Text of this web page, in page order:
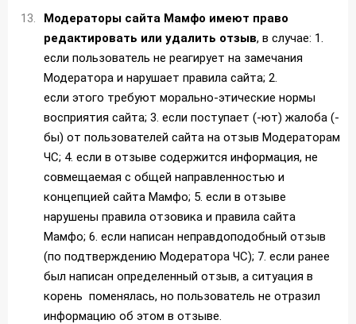
Модераторы сайта Мамфо имеют право
редактировать или удалить отзыв, в случае: 1.
если пользователь не реагирует на замечания
Модератора и нарушает правила сайта; 2.
если этого требуют морально-этические нормы
восприятия сайта; 3. если поступает (-ют) жалоба (-
бы) от пользователей сайта на отзыв Модераторам
ЧС; 4. если в отзыве содержится информация, не
совмещаемая с общей направленностью и
концепцией сайта Мамфо; 5. если в отзыве
нарушены правила отзовика и правила сайта
Мамфо; 6. если написан неправдоподобный отзыв
(по подтверждению Модератора ЧС); 7. если ранее
был написан определенный отзыв, а ситуация в
корень поменялась, но пользователь не отразил
информацию об этом в отзыве.